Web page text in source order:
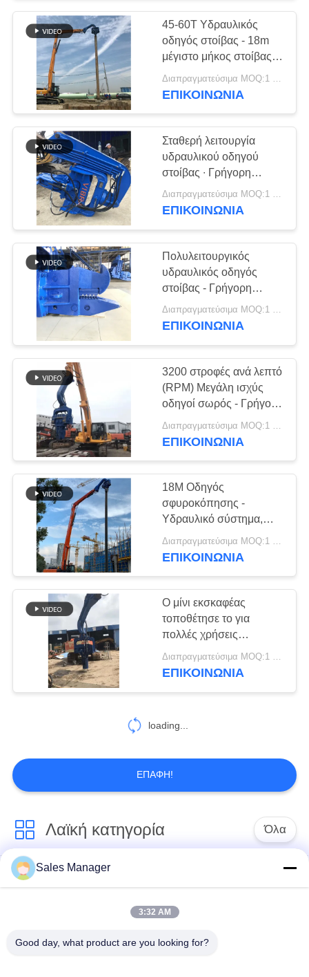
ΠΕΡΙΠΤΏΣΕΙΣ
ΖΗΤΉΣΤΕ
ΈΝΑ
ΑΠΌΣΠΑΣΜΑ
SITEMAP
PRIVACY
POLICY
45-60T Υδραυλικός
οδηγός στοίβας - 18m
μέγιστο μήκος στοίβας &
485KN υψηλή
φυγοκεντρική δύναμη
Διαπραγματεύσιμα MOQ:1 ομάδα
ΕΠΙΚΟΙΝΩΝΙΑ
Σταθερή λειτουργία
υδραυλικού οδηγού
στοίβας ∙ Γρήγορη
μετατροπή και απλή
λειτουργία
Διαπραγματεύσιμα MOQ:1 ομάδα
ΕΠΙΚΟΙΝΩΝΙΑ
Πολυλειτουργικός
υδραυλικός οδηγός
στοίβας - Γρήγορη
μετατροπή και υψηλή
απόδοση στοίβας
Διαπραγματεύσιμα MOQ:1 ομάδα
ΕΠΙΚΟΙΝΩΝΙΑ
3200 στροφές ανά λεπτό
(RPM) Μεγάλη ισχύς
οδηγοί σωρός - Γρήγορη
ταχύτητα & προστασία
σωρού
ΕΠΙΚΟΙΝΩΝΙΑ
18M Οδηγός
σφυροκόπησης -
Υδραυλικό σύστημα,
3200rpm & γρήγορη
μετατροπή
Διαπραγματεύσιμα MOQ:1 σύνολο
ΕΠΙΚΟΙΝΩΝΙΑ
Ο μίνι εκσκαφέας
τοποθέτησε το για
πολλές χρήσεις
υδραυλικό οδηγό
σωρών, υδραυλικό
Διαπραγματεύσιμα MOQ:1 ομάδα
ΕΠΙΚΟΙΝΩΝΙΑ
loading...
ΕΠΑΦΉ!
Λαϊκή κατηγορία Όλα
υδραυλικών
πασσάλων
συναρμολογημένα
σωρό πρόγραμμα
Sales Manager
3:32 AM
Good day, what product are you looking for?